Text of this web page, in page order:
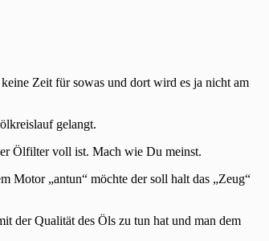
Zeit für sowas und dort wird es ja nicht am
gelangt.
Ölfilter voll ist. Mach wie Du meinst.
Motor „antun“ möchte der soll halt das „Zeug“
der Qualität des Öls zu tun hat und man dem